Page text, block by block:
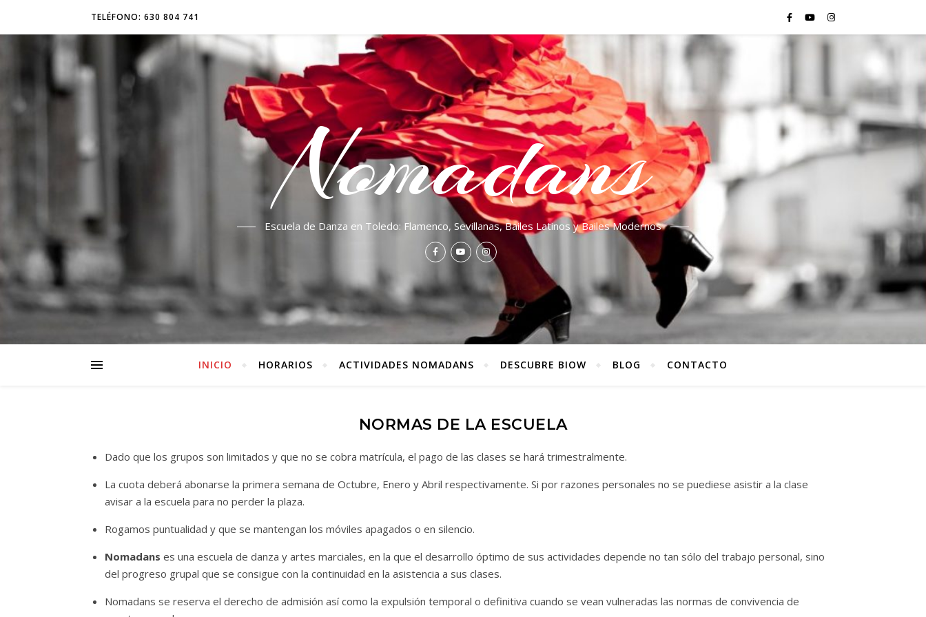
TELÉFONO: 630 804 741
Nomadans
Escuela de Danza en Toledo: Flamenco, Sevillanas, Bailes Latinos y Bailes Modernos
INICIO HORARIOS ACTIVIDADES NOMADANS DESCUBRE BIOW BLOG CONTACTO
NORMAS DE LA ESCUELA
Dado que los grupos son limitados y que no se cobra matrícula, el pago de las clases se hará trimestralmente.
La cuota deberá abonarse la primera semana de Octubre, Enero y Abril respectivamente. Si por razones personales no se puediese asistir a la clase
avisar a la escuela para no perder la plaza.
Rogamos puntualidad y que se mantengan los móviles apagados o en silencio.
Nomadans es una escuela de danza y artes marciales, en la que el desarrollo óptimo de sus actividades depende no tan sólo del trabajo personal, sino
del progreso grupal que se consigue con la continuidad en la asistencia a sus clases.
Nomadans se reserva el derecho de admisión así como la expulsión temporal o definitiva cuando se vean vulneradas las normas de convivencia de